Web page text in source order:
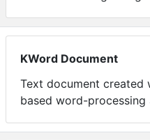
KWord Document
Text document created
based word-